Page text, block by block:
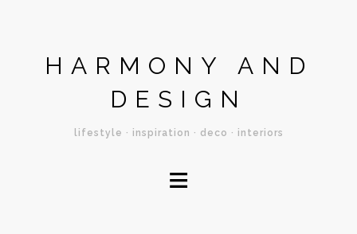
HARMONY AND
DESIGN
lifestyle · inspiration · deco · interiors
≡